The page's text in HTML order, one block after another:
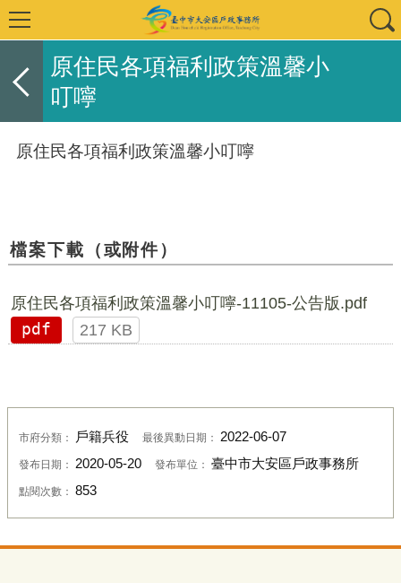
原住民各項福利政策溫馨小
叮嚀
原住民各項福利政策溫馨小叮嚀
檔案下載（或附件）
原住民各項福利政策溫馨小叮嚀-11105-公告版.pdf
pdf
217 KB
市府分類： 戶籍兵役 最後異動日期： 2022-06-07
發布日期： 2020-05-20 發布單位： 臺中市大安區戶政事務所
點閱次數： 853